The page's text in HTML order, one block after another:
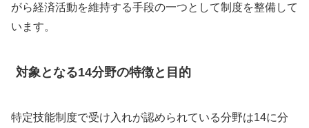
がら経済活動を維持する手段の一つとして制度を整備して
います。
対象となる14分野の特徴と目的
特定技能制度で受け入れが認められている分野は14に分